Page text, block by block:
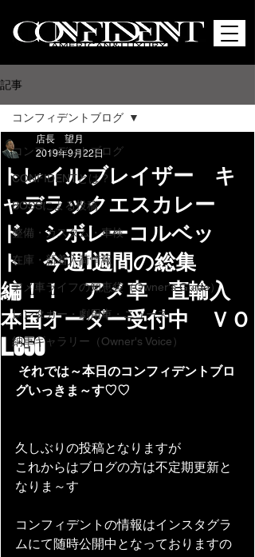
記事
コンフィデントブログ
CONFIDENTとは？
BOSSによる投稿
整備・カスタム・車検
在庫・新着入荷情報
アメ車ライフの知恵袋（Owner's Guide）
レンタカー・劇用車・ニュース
納車ギャラリー（Owner's Voice）
コンフィデントブログ
トレイルブレイザー キ
ャデラックエスカレー
ド シボレーコルベッ
ト 今週1週間の総集
編！！ アメ車 直輸入
本国オーダー受付中 ＶＯ
L.650
店長 望月
2019年9月22日
それでは～本日のコンフィデントブロ
グいっきま～す♡♡
久しぶりの投稿となりますが
これからはブログの方は不定期更新と
なりま～す
コンフィデントの情報はインスタグラ
ムにて随時公開中となっておりますの